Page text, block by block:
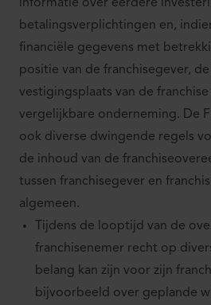
informatie over eerdere
betalingsverplichtingen en,
financiële gegevens met
positie van de franchisegever,
vestigingsplaats van de
vergelijkbare onderneming. De
ook diverse dwingende regels
de inhoud van de
tussen franchisegever en
algemeen.
Tijdens de looptijd van de
franchisenemer recht op
belang kan zijn voor zijn
bijvoorbeeld over geplande